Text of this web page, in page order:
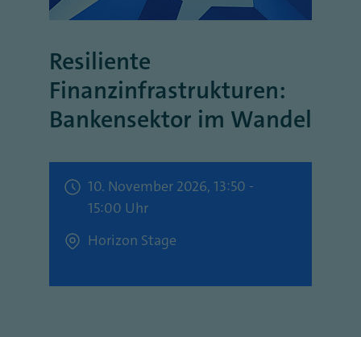
Resiliente
Finanzinfrastrukturen:
Bankensektor im Wandel
10. November 2026, 13:50 -
15:00 Uhr
Horizon Stage